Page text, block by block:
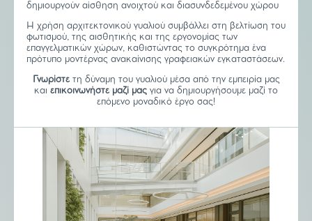
δημιουργούν αίσθηση ανοιχτού και διασυνδεδεμένου χώρου
Η χρήση αρχιτεκτονικού γυαλιού συμβάλλει στη βελτίωση του
φωτισμού, της αισθητικής και της εργονομίας των
επαγγελματικών χώρων, καθιστώντας το συγκρότημα ένα
πρότυπο μοντέρνας ανακαίνισης γραφειακών εγκαταστάσεων.
Γνωρίστε τη δύναμη του γυαλιού μέσα από την εμπειρία μας
και επικοινωνήστε μαζί μας για να δημιουργήσουμε μαζί το
επόμενο μοναδικό έργο σας!